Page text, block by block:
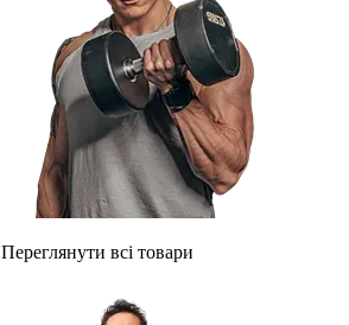
Переглянути всі товари